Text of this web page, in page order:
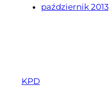
październik 2013
KPD